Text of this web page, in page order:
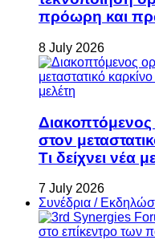
πρόωρη και
8 July 2026
στον
Τι δείχνει νέα
7 July 2026
Συνέδρια /